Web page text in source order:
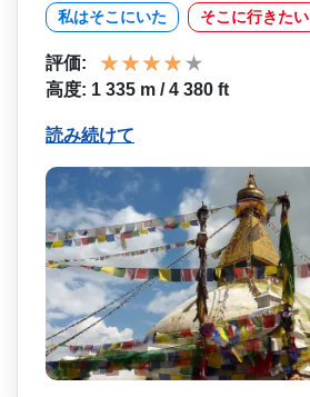
私はそこにいた そこに行きたい
評価:
高度: 1 335 m / 4 380 ft
読み続けて